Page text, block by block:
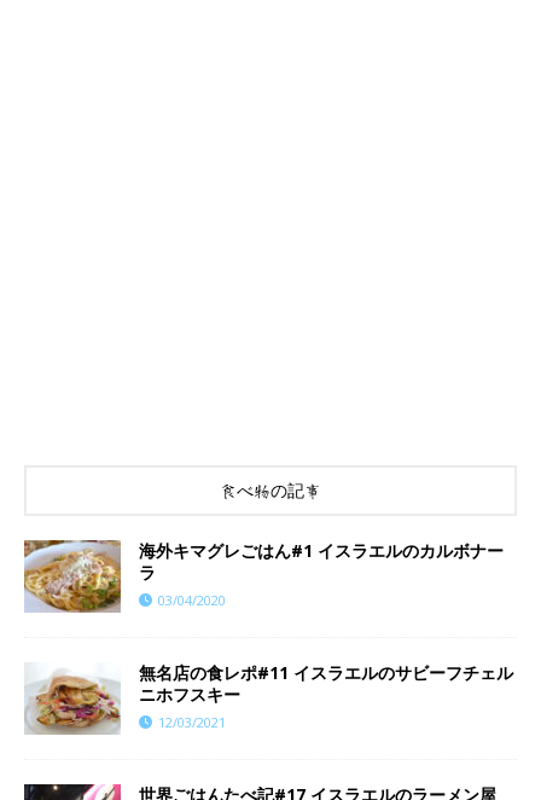
食べ物の記事
海外キマグレごはん#1 イスラエルのカルボナー
ラ
03/04/2020
無名店の食レポ#11 イスラエルのサビーフチェル
ニホフスキー
12/03/2021
世界ごはんたべ記#17 イスラエルのラーメン屋